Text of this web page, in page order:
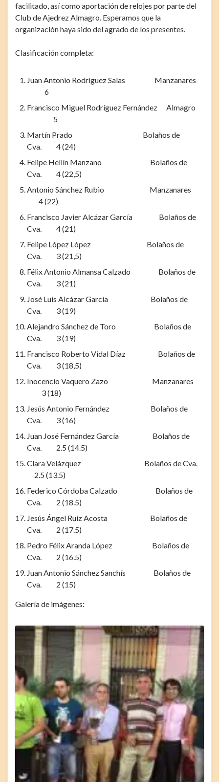
facilitado, así como aportación de relojes por parte del
Club de Ajedrez Almagro. Esperamos que la
organización haya sido del agrado de los presentes.
Clasificación completa:
Juan Antonio Rodríguez Salas Manzanares
6
Francisco Miguel Rodríguez Fernández Almagro
5
Martín Prado Bolaños de
Cva. 4 (24)
Felipe Hellín Manzano Bolaños de
Cva. 4 (22,5)
Antonio Sánchez Rubio Manzanares
4 (22)
Francisco Javier Alcázar García Bolaños de
Cva. 4 (21)
Felipe López López Bolaños de
Cva. 3 (21,5)
Félix Antonio Almansa Calzado Bolaños de
Cva. 3 (21)
José Luis Alcázar García Bolaños de
Cva. 3 (19)
Alejandro Sánchez de Toro Bolaños de
Cva. 3 (19)
Francisco Roberto Vidal Díaz Bolaños de
Cva. 3 (18,5)
Inocencio Vaquero Zazo Manzanares
3 (18)
Jesús Antonio Fernández Bolaños de
Cva. 3 (16)
Juan José Fernández García Bolaños de
Cva. 2.5 (14.5)
Clara Velázquez Bolaños de Cva.
2.5 (13.5)
Federico Córdoba Calzado Bolaños de
Cva. 2 (18.5)
Jesús Ángel Ruiz Acosta Bolaños de
Cva. 2 (17.5)
Pedro Félix Aranda López Bolaños de
Cva. 2 (16.5)
Juan Antonio Sánchez Sanchís Bolaños de
Cva. 2 (15)
Galería de imágenes: